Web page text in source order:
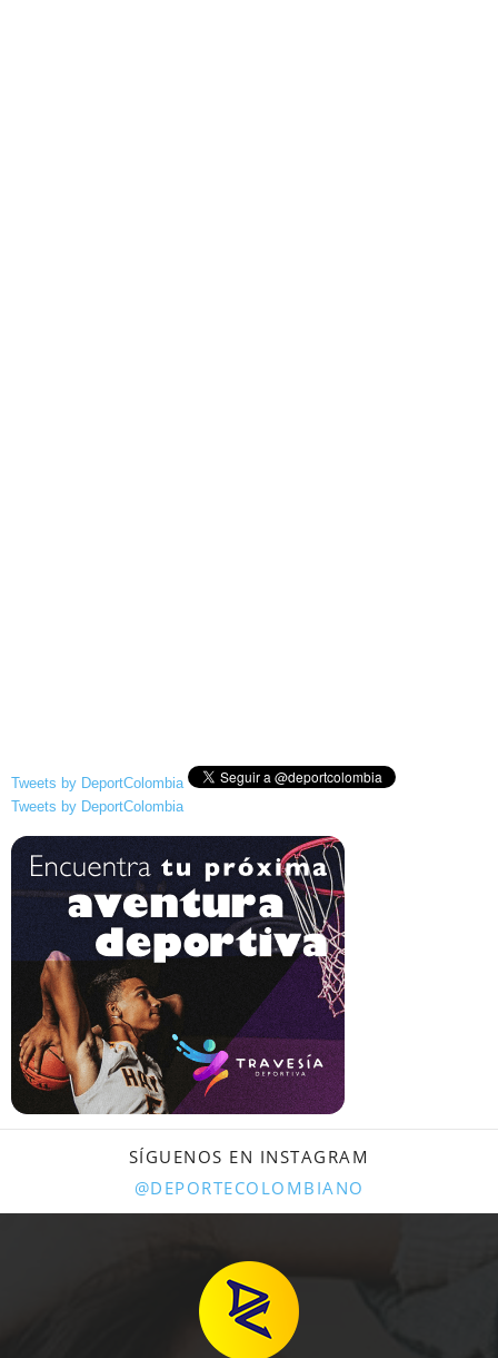
Tweets by DeportColombia
Tweets by DeportColombia
SÍGUENOS EN INSTAGRAM
@DEPORTECOLOMBIANO